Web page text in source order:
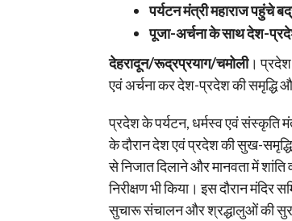
पर्यटन मंत्री महाराज पहुंचे
पूजा-अर्चना के साथ देश-
देहरादून/रूद्रप्रयाग/चमोली। प्रदेश
एवं अर्चना कर देश-प्रदेश की समृद्धि
प्रदेश के पर्यटन, धर्मस्व एवं संस्कृति
के दौरान देश एवं प्रदेश की सुख-
से निजात दिलाने और मानवता में शांति
निरीक्षण भी किया। इस दौरान मंदिर
सुचारू संचालन और श्रद्धालुओं की